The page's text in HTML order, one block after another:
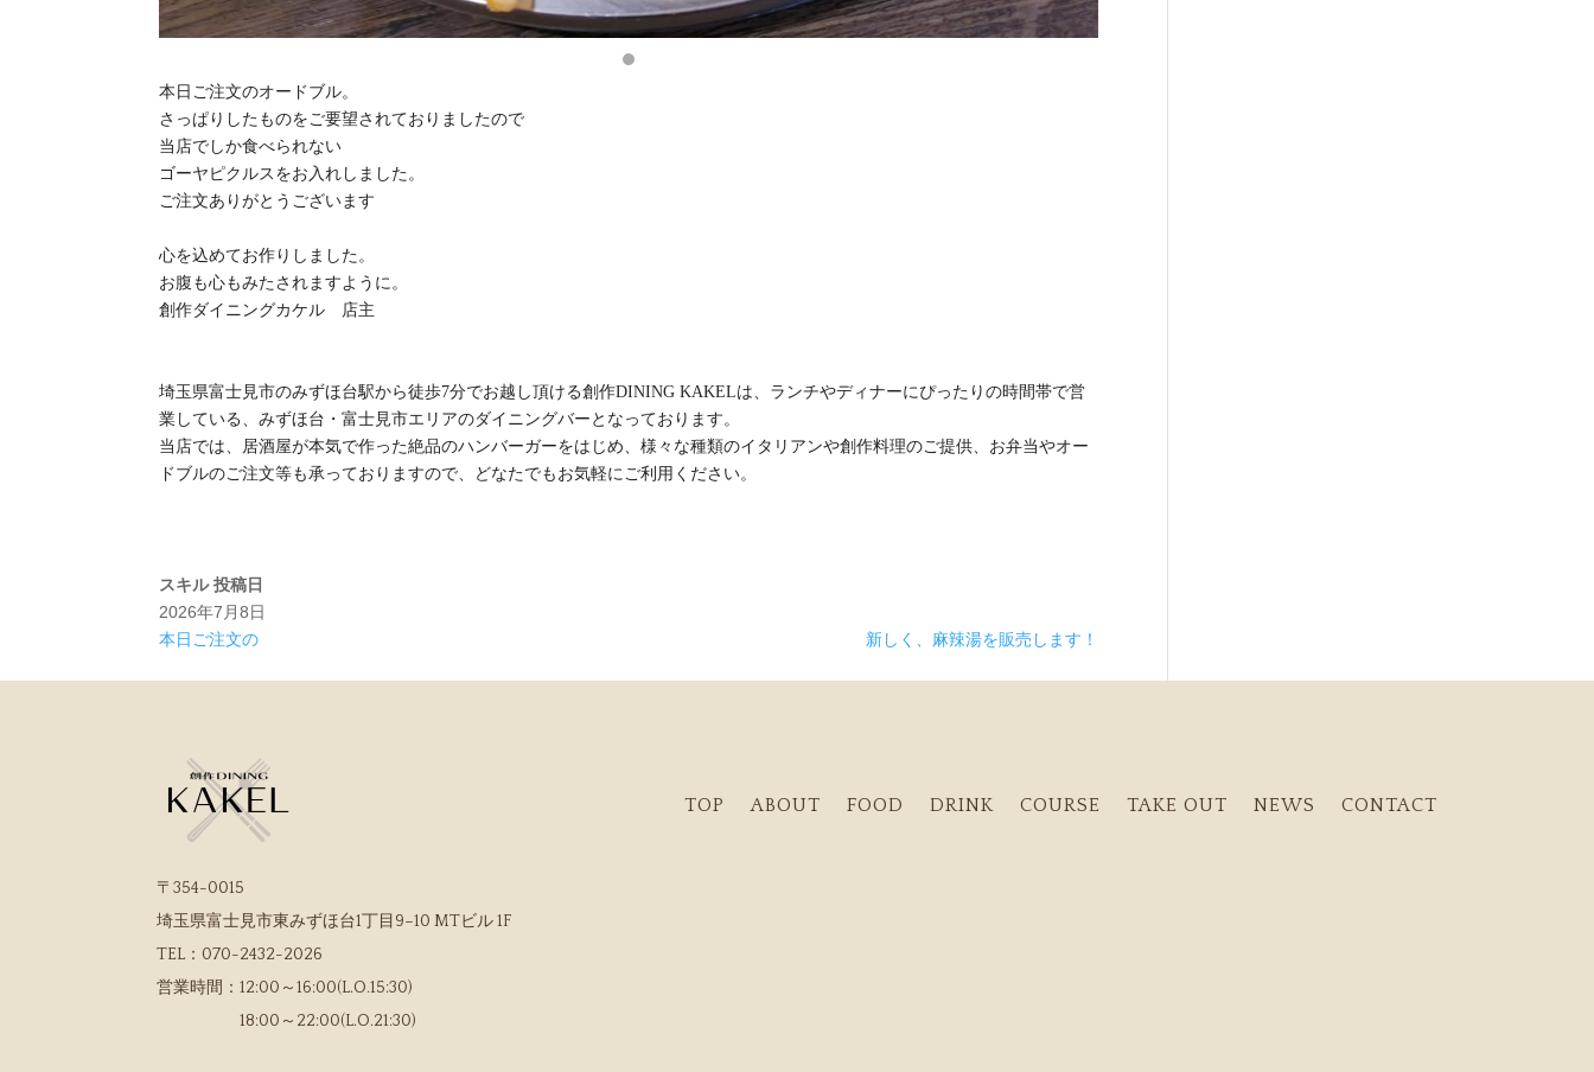
本日ご注文のオードブル。
さっぱりしたものをご要望されておりましたので
当店でしか食べられない
ゴーヤピクルスをお入れしました。
ご注文ありがとうございます
心を込めてお作りしました。
お腹も心もみたされますように。
創作ダイニングカケル 店主
埼玉県富士見市のみずほ台駅から徒歩7分でお越し頂ける創作DINING KAKELは、ランチやディナーにぴったりの時間帯で営
業している、みずほ台・富士見市エリアのダイニングバーとなっております。
当店では、居酒屋が本気で作った絶品のハンバーガーをはじめ、様々な種類のイタリアンや創作料理のご提供、お弁当やオー
ドブルのご注文等も承っておりますので、どなたでもお気軽にご利用ください。
スキル 投稿日
2026年7月8日
本日ご注文の
新しく、麻辣湯を販売します！
〒354-0015
埼玉県富士見市東みずほ台1丁目9−10 MTビル 1F
TEL： 070-2432-2026
営業時間： 12:00～16:00(L.O.15:30)
18:00～22:00(L.O.21:30)
TOP ABOUT FOOD DRINK COURSE TAKE OUT NEWS CONTACT